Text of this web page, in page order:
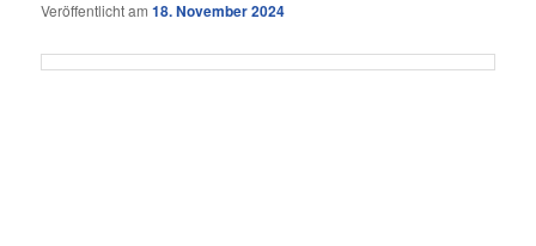
Veröffentlicht am18. November 2024